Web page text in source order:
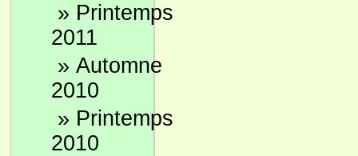
» Printemps
2011
» Automne
2010
» Printemps
2010